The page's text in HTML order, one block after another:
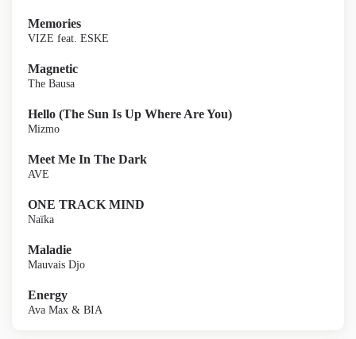
Memories
VIZE feat. ESKE
Magnetic
The Bausa
Hello (The Sun Is Up Where Are You)
Mizmo
Meet Me In The Dark
AVE
ONE TRACK MIND
Naïka
Maladie
Mauvais Djo
Energy
Ava Max & BIA